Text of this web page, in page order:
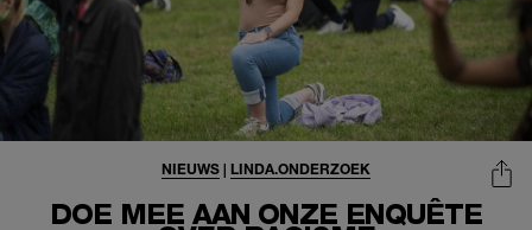
DOE MEE AAN ONZE ENQUÊTE
NIEUWS | LINDA.ONDERZOEK